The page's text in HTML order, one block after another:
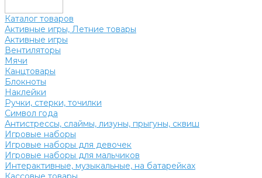
Каталог товаров
Активные игры, Летние товары
Активные игры
Вентиляторы
Мячи
Канцтовары
Блокноты
Наклейки
Ручки, стерки, точилки
Символ года
Антистрессы, слаймы, лизуны, прыгуны, сквиш
Игровые наборы
Игровые наборы для девочек
Игровые наборы для мальчиков
Интерактивные, музыкальные, на батарейках